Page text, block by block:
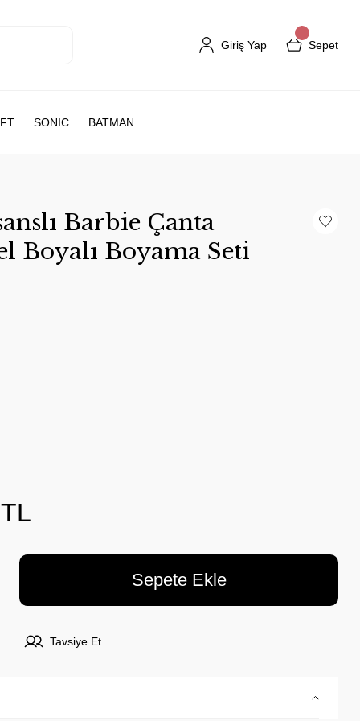
Giriş Yap Sepet
SONIC BATMAN
Barbie Çanta
Boyalı Boyama Seti
Sepete Ekle
Tavsiye Et